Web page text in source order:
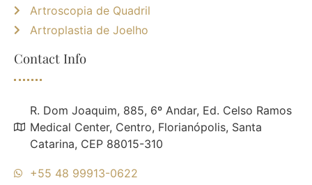
Artroscopia de Quadril
Artroplastia de Joelho
Contact Info
R. Dom Joaquim, 885, 6º Andar, Ed. Celso Ramos
Medical Center, Centro, Florianópolis, Santa
Catarina, CEP 88015-310
+55 48 99913-0622